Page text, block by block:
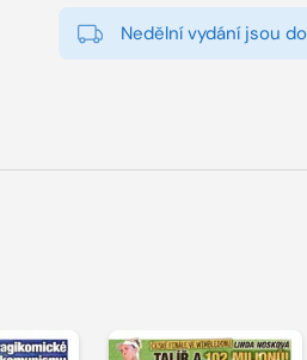
Nedělní vydání jsou